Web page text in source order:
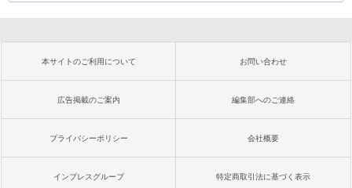
本サイトのご利用について お問い合わせ
広告掲載のご案内 編集部へのご連絡
プライバシーポリシー 会社概要
インプレスグループ 特定商取引法に基づく表示